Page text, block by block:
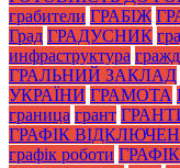
грабители ГРАБІЖ
Град ГРАДУСНИК
инфраструктура
ГРАЛЬНИЙ ЗАКЛАД
УКРАЇНИ ГРАМОТА
граница грант
ГРАФІК
графік роботи